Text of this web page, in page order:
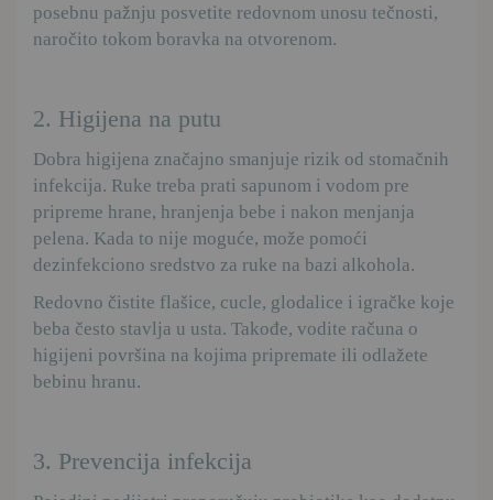
posebnu pažnju posvetite redovnom unosu tečnosti,
naročito tokom boravka na otvorenom.
2. Higijena na putu
Dobra higijena značajno smanjuje rizik od stomačnih
infekcija. Ruke treba prati sapunom i vodom pre
pripreme hrane, hranjenja bebe i nakon menjanja
pelena. Kada to nije moguće, može pomoći
dezinfekciono sredstvo za ruke na bazi alkohola.
Redovno čistite flašice, cucle, glodalice i igračke koje
beba često stavlja u usta. Takođe, vodite računa o
higijeni površina na kojima pripremate ili odlažete
bebinu hranu.
3. Prevencija infekcija